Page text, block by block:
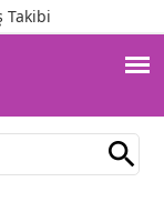
Takibi